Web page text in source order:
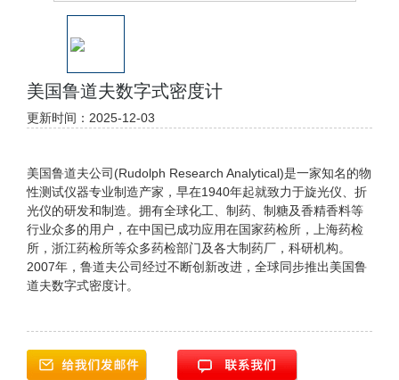
美国鲁道夫数字式密度计
更新时间：2025-12-03
美国鲁道夫公司(Rudolph Research Analytical)是一家知名的物
性测试仪器专业制造产家，早在1940年起就致力于旋光仪、折
光仪的研发和制造。拥有全球化工、制药、制糖及香精香料等
行业众多的用户，在中国已成功应用在国家药检所，上海药检
所，浙江药检所等众多药检部门及各大制药厂，科研机构。
2007年，鲁道夫公司经过不断创新改进，全球同步推出美国鲁
道夫数字式密度计。